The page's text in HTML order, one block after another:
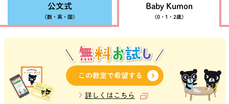
公文式
（数・英・国）
Baby Kumon
（0・1・2歳）
この教室で希望する
詳しくはこちら